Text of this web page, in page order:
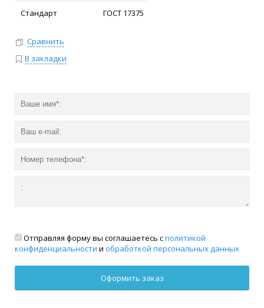
Стандарт ГОСТ 17375
Сравнить
В закладки
Отправляя форму вы соглашаетесь сполитикой
конфиденциальности и обработкой персональных данных